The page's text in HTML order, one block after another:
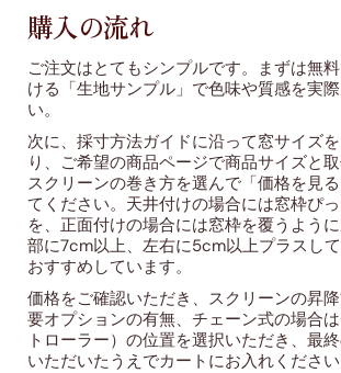
購入の流れ
ご注文はとてもシンプルです。まずは無
ける「生地サンプル」で色味や質感を実
い。
次に、採寸方法ガイドに沿って窓サイズ
り、ご希望の商品ページで商品サイズと
スクリーンの巻き方を選んで「価格を見
てください。天井付けの場合には窓枠ぴ
を、正面付けの場合には窓枠を覆うよう
部に7cm以上、左右に5cm以上プラスし
おすすめしています。
価格をご確認いただき、スクリーンの昇
要オプションの有無、チェーン式の場合
トローラー）の位置を選択いただき、最
いただいたうえでカートにお入れください